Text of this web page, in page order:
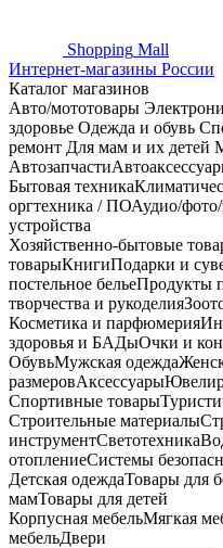
Shopping Mall
Интернет-магазины России
Каталог магазинов
Авто/мототовары
здоровье Одежда и обувь
ремонт Для мам и их детей
Автозапчасти
Бытовая техника
оргтехника / ПОАудио/
устройства
Хозяйственно-бытовые
товарыКнигиПодарки и
постельное бельеПродукты
творчества и рукоделия
Косметика и парфюмерия
здоровья и БАДыОчки и
ОбувьМужская одежда
размеровАксессуары
Спортивные товары
Строительные материалы
инструментСветотехника
отоплениеСистемы
Детская одеждаТовары для
мамТовары для детей
Корпусная мебельМягкая
мебельДвери